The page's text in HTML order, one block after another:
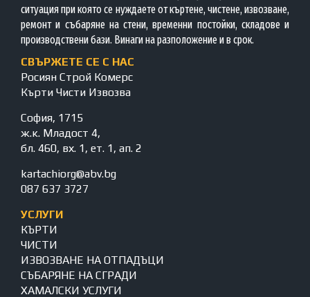
ситуация при която се нуждаете от къртене, чистене, извозване,
ремонт и събаряне на стени, временни постойки, складове и
производствени бази. Винаги на разположение и в срок.
СВЪРЖЕТЕ СЕ С НАС
Росиян Строй Комерс
Кърти Чисти Извозва
София, 1715
ж.к. Младост 4,
бл. 460, вх. 1, ет. 1, ап. 2
kartachiorg@abv.bg
087 637 3727
УСЛУГИ
КЪРТИ
ЧИСТИ
ИЗВОЗВАНЕ НА ОТПАДЪЦИ
СЪБАРЯНЕ НА СГРАДИ
ХАМАЛСКИ УСЛУГИ